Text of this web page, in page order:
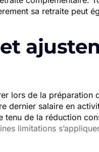
sa retraite peut
lors de la préparation
dernier salaire en
tenu de la réduction
limitations